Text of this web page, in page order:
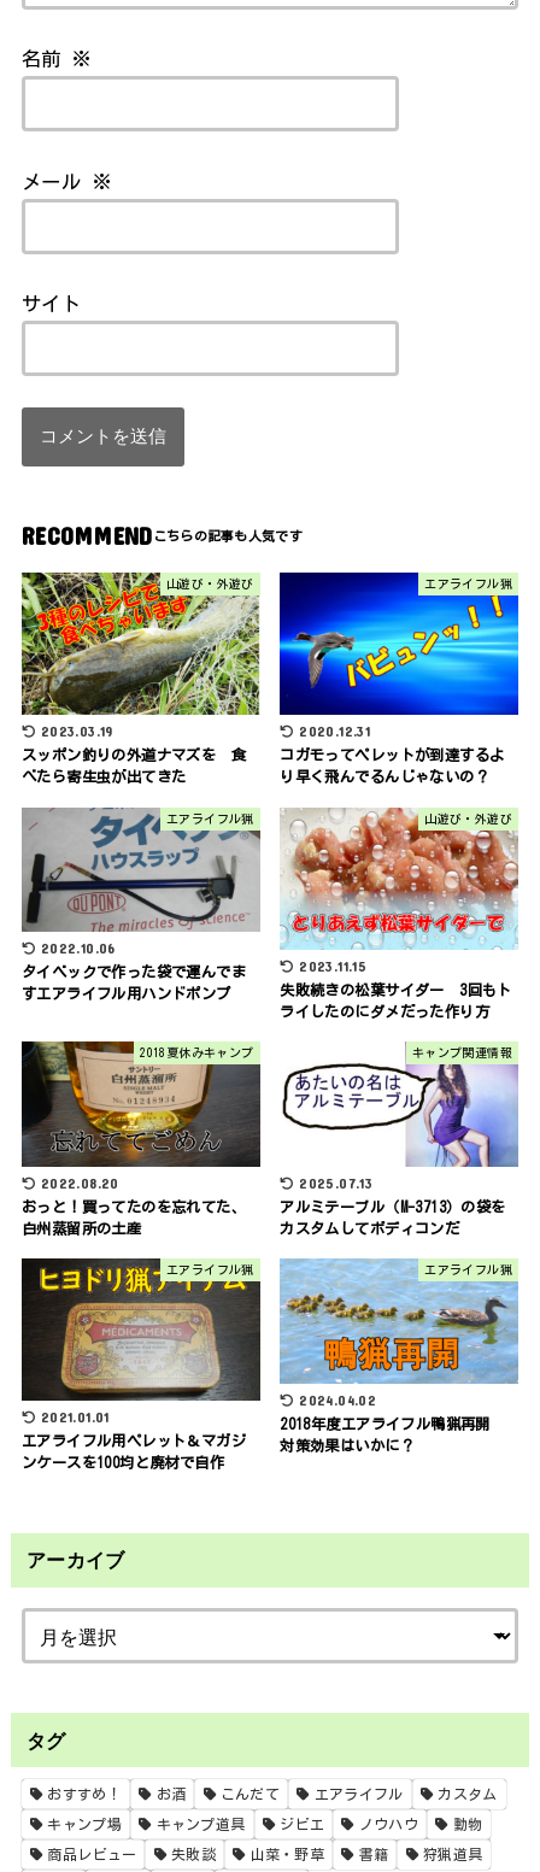
名前 ※
メール ※
サイト
RECOMMEND
山遊び・外遊び
2023.03.19
スッポン釣りの外道ナマズを 食
べたら寄生虫が出てきた
エアライフル猟
2020.12.31
コガモってペレットが到達するよ
り早く飛んでるんじゃないの？
エアライフル猟
2022.10.06
タイベックで作った袋で運んでま
すエアライフル用ハンドポンプ
山遊び・外遊び
2023.11.15
失敗続きの松葉サイダー 3回もト
ライしたのにダメだった作り方
2018夏休みキャンプ
2022.08.20
おっと！買ってたのを忘れてた、
白州蒸留所の土産
キャンプ関連情報
2025.07.13
アルミテーブル（M-3713）の袋を
カスタムしてボディコンだ
エアライフル猟
2021.01.01
エアライフル用ペレット＆マガジ
ンケースを100均と廃材で自作
エアライフル猟
2024.04.02
2018年度エアライフル鴨猟再開
対策効果はいかに？
アーカイブ
タグ
おすすめ！ お酒 こんだて エアライフル カスタム
キャンプ場 キャンプ道具 ジビエ ノウハウ 動物
商品レビュー 失敗談 山菜・野草 書籍 狩猟道具